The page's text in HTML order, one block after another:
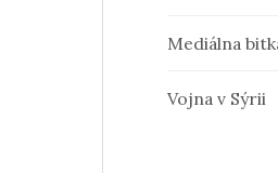
Mediálna
Vojna v Sýrii